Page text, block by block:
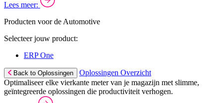
Lees meer:
Producten voor de Automotive
Selecteer jouw product:
ERP One
Back to Oplossingen
Oplossingen Overzicht
Optimaliseer elke vierkante meter van je magazijn met slimme,
geïntegreerde oplossingen die productiviteit verhogen.